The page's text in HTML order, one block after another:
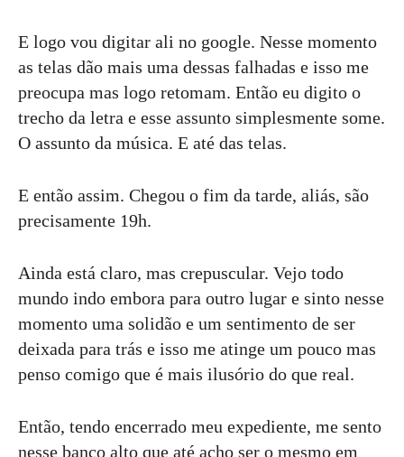
E logo vou digitar ali no google. Nesse momento
as telas dão mais uma dessas falhadas e isso me
preocupa mas logo retomam. Então eu digito o
trecho da letra e esse assunto simplesmente some.
O assunto da música. E até das telas.
E então assim. Chegou o fim da tarde, aliás, são
precisamente 19h.
Ainda está claro, mas crepuscular. Vejo todo
mundo indo embora para outro lugar e sinto nesse
momento uma solidão e um sentimento de ser
deixada para trás e isso me atinge um pouco mas
penso comigo que é mais ilusório do que real.
Então, tendo encerrado meu expediente, me sento
nesse banco alto que até acho ser o mesmo em